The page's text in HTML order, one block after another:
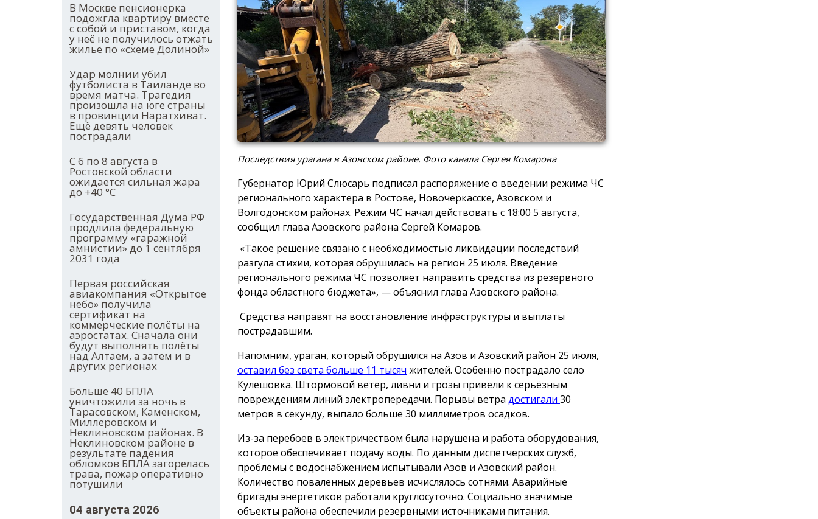
В Москве пенсионерка
подожгла квартиру вместе
с собой и приставом, когда
у неё не получилось отжать
жильё по «схеме Долиной»
Удар молнии убил
футболиста в Таиланде во
время матча. Трагедия
произошла на юге страны
в провинции Наратхиват.
Ещё девять человек
пострадали
С 6 по 8 августа в
Ростовской области
ожидается сильная жара
до +40 °С
Государственная Дума РФ
продлила федеральную
программу «гаражной
амнистии» до 1 сентября
2031 года
Первая российская
авиакомпания «Открытое
небо» получила
сертификат на
коммерческие полёты на
аэростатах. Сначала они
будут выполнять полёты
над Алтаем, а затем и в
других регионах
Больше 40 БПЛА
уничтожили за ночь в
Тарасовском, Каменском,
Миллеровском и
Неклиновском районах. В
Неклиновском районе в
результате падения
обломков БПЛА загорелась
трава, пожар оперативно
потушили
04 августа 2026
Последствия урагана в Азовском районе. Фото канала Сергея Комарова
Губернатор Юрий Слюсарь подписал распоряжение о введении режима ЧС
регионального характера в Ростове, Новочеркасске, Азовском и
Волгодонском районах. Режим ЧС начал действовать с 18:00 5 августа,
сообщил глава Азовского района Сергей Комаров.
«Такое решение связано с необходимостью ликвидации последствий
разгула стихии, которая обрушилась на регион 25 июля. Введение
регионального режима ЧС позволяет направить средства из резервного
фонда областного бюджета», — объяснил глава Азовского района.
Средства направят на восстановление инфраструктуры и выплаты
пострадавшим.
Напомним, ураган, который обрушился на Азов и Азовский район 25 июля,
оставил без света больше 11 тысяч жителей. Особенно пострадало село
Кулешовка. Штормовой ветер, ливни и грозы привели к серьёзным
повреждениям линий электропередачи. Порывы ветра достигали 30
метров в секунду, выпало больше 30 миллиметров осадков.
Из-за перебоев в электричеством была нарушена и работа оборудования,
которое обеспечивает подачу воды. По данным диспетчерских служб,
проблемы с водоснабжением испытывали Азов и Азовский район.
Количество поваленных деревьев исчислялось сотнями. Аварийные
бригады энергетиков работали круглосуточно. Социально значимые
объекты района обеспечили резервными источниками питания.